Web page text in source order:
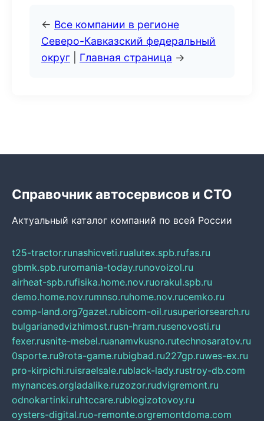
← Все компании в регионе
Северо-Кавказский федеральный
округ
Главная страница →
Справочник автосервисов и СТО
Актуальный каталог компаний по всей России
t25-tractor.runashicveti.rualutex.spb.rufas.ru
gbmk.spb.ruromania-today.runovoizol.ru
airheat-spb.rufisika.home.nov.ruorakul.spb.ru
demo.home.nov.rumnso.ruhome.nov.rucemko.ru
comp-land.org7gazet.rubicom-oil.rusuperiorsearch.ru
bulgarianedvizhimost.rusn-hram.rusenovosti.ru
fexer.rusnite-mebel.ruanamvkusno.rutechnosaratov.ru
0sporte.ru9rota-game.rubigbad.ru227gp.ruwes-ex.ru
pro-kirpichi.ruisraelsale.rublack-lady.rustroy-db.com
mynances.orgladalike.ruzozor.rudvigremont.ru
odnokartinki.ruhtccare.rublogizotovoy.ru
oysters-digital.ruo-remonte.orgremontdoma.com